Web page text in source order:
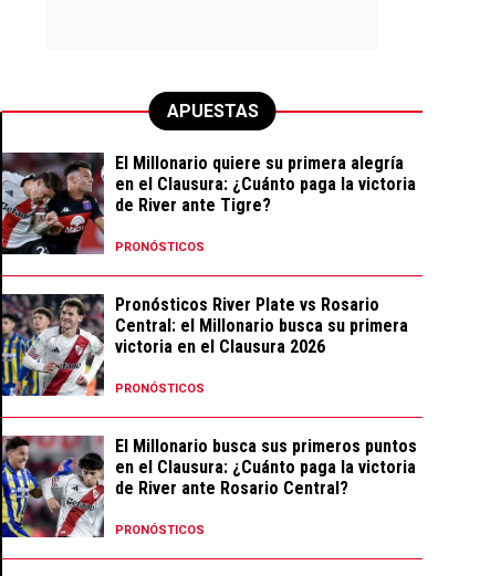
APUESTAS
El Millonario quiere su primera alegría
en el Clausura: ¿Cuánto paga la victoria
de River ante Tigre?
PRONÓSTICOS
Pronósticos River Plate vs Rosario
Central: el Millonario busca su primera
victoria en el Clausura 2026
PRONÓSTICOS
El Millonario busca sus primeros puntos
en el Clausura: ¿Cuánto paga la victoria
de River ante Rosario Central?
PRONÓSTICOS